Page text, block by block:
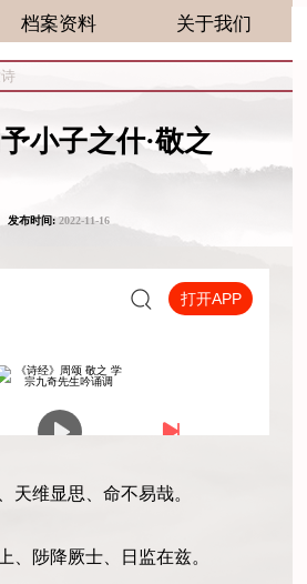
档案资料 关于我们
小子之什·敬之
发布时间:2022-11-16
天维显思、命不易哉。
、陟降厥士、日监在兹。